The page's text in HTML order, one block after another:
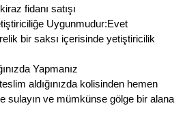
Uygunmudur:Evet
bir saksı içerisinde yetiştiricilik
Yapmanız
aldığınızda kolisinden hemen
sulayın ve mümkünse gölge bir alana